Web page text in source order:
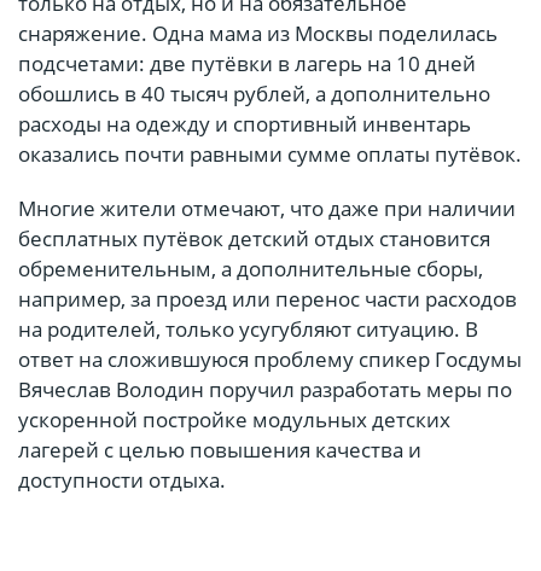
снаряжение. Одна мама из Москвы поделилась
подсчетами: две путёвки в лагерь на 10 дней
обошлись в 40 тысяч рублей, а дополнительно
расходы на одежду и спортивный инвентарь
оказались почти равными сумме оплаты путёвок.
Многие жители отмечают, что даже при наличии
бесплатных путёвок детский отдых становится
обременительным, а дополнительные сборы,
например, за проезд или перенос части расходов
на родителей, только усугубляют ситуацию. В
ответ на сложившуюся проблему спикер Госдумы
Вячеслав Володин поручил разработать меры по
ускоренной постройке модульных детских
лагерей с целью повышения качества и
доступности отдыха.